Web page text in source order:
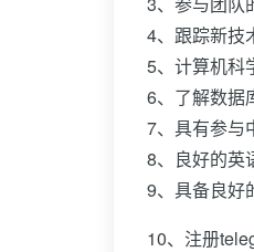
4、跟踪新技
5、计算机科
6、了解数据
7、具有参与
8、良好的英
9、具备良好
10、注册